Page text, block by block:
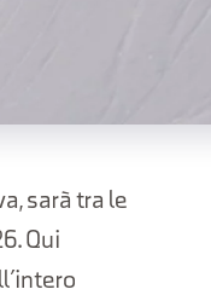
sarà tra le
Qui